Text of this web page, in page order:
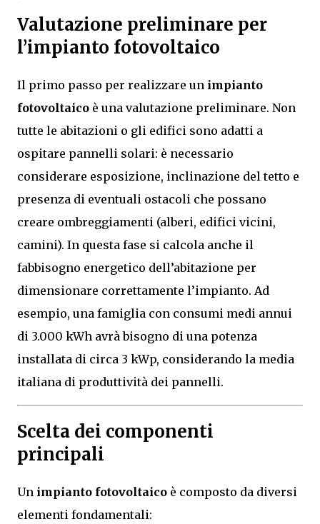
Valutazione preliminare per
l’impianto fotovoltaico
Il primo passo per realizzare un impianto
fotovoltaico è una valutazione preliminare. Non
tutte le abitazioni o gli edifici sono adatti a
ospitare pannelli solari: è necessario
considerare esposizione, inclinazione del tetto e
presenza di eventuali ostacoli che possano
creare ombreggiamenti (alberi, edifici vicini,
camini). In questa fase si calcola anche il
fabbisogno energetico dell’abitazione per
dimensionare correttamente l’impianto. Ad
esempio, una famiglia con consumi medi annui
di 3.000 kWh avrà bisogno di una potenza
installata di circa 3 kWp, considerando la media
italiana di produttività dei pannelli.
Scelta dei componenti
principali
Un impianto fotovoltaico è composto da diversi
elementi fondamentali: